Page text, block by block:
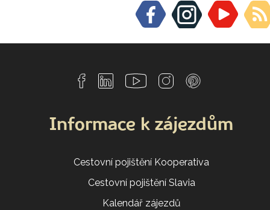
Informace k zájezdům
Cestovní pojištění Kooperativa
Cestovní pojištění Slavia
Kalendář zájezdů